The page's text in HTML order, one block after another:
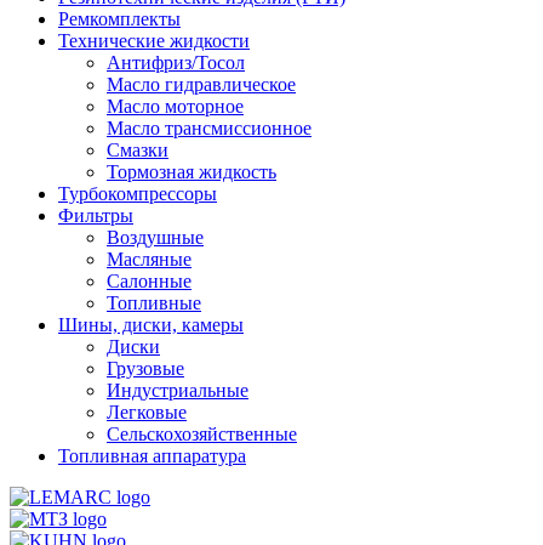
Ремкомплекты
Технические жидкости
Антифриз/Тосол
Масло гидравлическое
Масло моторное
Масло трансмиссионное
Смазки
Тормозная жидкость
Турбокомпрессоры
Фильтры
Воздушные
Масляные
Салонные
Топливные
Шины, диски, камеры
Диски
Грузовые
Индустриальные
Легковые
Сельскохозяйственные
Топливная аппаратура